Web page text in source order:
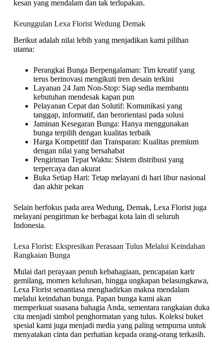
kesan yang mendalam dan tak terlupakan.
Keunggulan Lexa Florist Wedung Demak
Berikut adalah nilai lebih yang menjadikan kami pilihan
utama:
Perangkai Bunga Berpengalaman: Tim kreatif yang
terus berinovasi mengikuti tren desain terkini
Layanan 24 Jam Non-Stop: Siap sedia membantu
kebutuhan mendesak kapan pun
Pelayanan Cepat dan Solutif: Komunikasi yang
tanggap, informatif, dan berorientasi pada solusi
Jaminan Kesegaran Bunga: Hanya menggunakan
bunga terpilih dengan kualitas terbaik
Harga Kompetitif dan Transparan: Kualitas premium
dengan nilai yang bersahabat
Pengiriman Tepat Waktu: Sistem distribusi yang
terpercaya dan akurat
Buka Setiap Hari: Tetap melayani di hari libur nasional
dan akhir pekan
Selain berfokus pada area Wedung, Demak, Lexa Florist juga
melayani pengiriman ke berbagai kota lain di seluruh
Indonesia.
Lexa Florist: Ekspresikan Perasaan Tulus Melalui Keindahan
Rangkaian Bunga
Mulai dari perayaan penuh kebahagiaan, pencapaian karir
gemilang, momen kelulusan, hingga ungkapan belasungkawa,
Lexa Florist senantiasa menghadirkan makna mendalam
melalui keindahan bunga. Papan bunga kami akan
memperkuat suasana bahagia Anda, sementara rangkaian duka
cita menjadi simbol penghormatan yang tulus. Koleksi buket
spesial kami juga menjadi media yang paling sempurna untuk
menyatakan cinta dan perhatian kepada orang-orang terkasih.